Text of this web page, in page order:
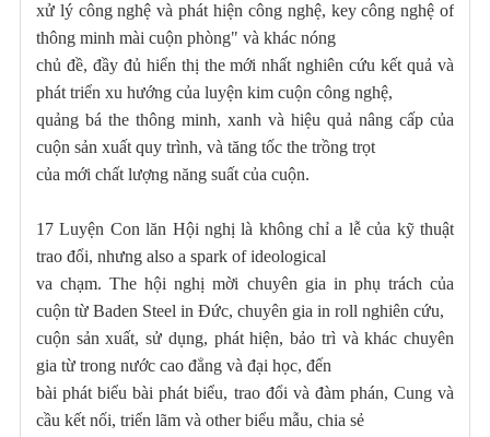
xử lý công nghệ và phát hiện công nghệ, key công nghệ of
thông minh mài cuộn phòng" và khác nóng
chủ đề, đầy đủ hiển thị the mới nhất nghiên cứu kết quả và
phát triển xu hướng của luyện kim cuộn công nghệ,
quảng bá the thông minh, xanh và hiệu quả nâng cấp của
cuộn sản xuất quy trình, và tăng tốc the trồng trọt
của mới chất lượng năng suất của cuộn.
17 Luyện Con lăn Hội nghị là không chỉ a lễ của kỹ thuật
trao đổi, nhưng also a spark of ideological
va chạm. The hội nghị mời chuyên gia in phụ trách của
cuộn từ Baden Steel in Đức, chuyên gia in roll nghiên cứu,
cuộn sản xuất, sử dụng, phát hiện, bảo trì và khác chuyên
gia từ trong nước cao đẳng và đại học, đến
bài phát biểu bài phát biểu, trao đổi và đàm phán, Cung và
cầu kết nối, triển lãm và other biểu mẫu, chia sẻ